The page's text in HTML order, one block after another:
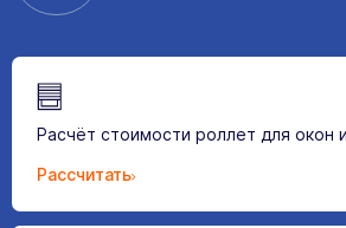
Расчёт стоимости роллет для окон
Рассчитать